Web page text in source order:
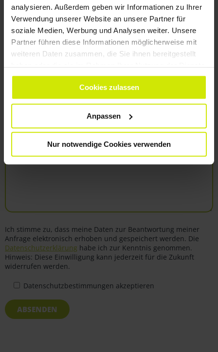
analysieren. Außerdem geben wir Informationen zu Ihrer
Verwendung unserer Website an unsere Partner für
soziale Medien, Werbung und Analysen weiter. Unsere
Partner führen diese Informationen möglicherweise mit
weiteren Daten zusammen, die Sie ihnen bereitgestellt
haben oder die sie im Rahmen Ihrer Nutzung der Dienste
gesammelt haben.
Cookies zulassen
Anpassen
Nur notwendige Cookies verwenden
Ich stimme zu, dass meine Daten zur Beantwortung meiner
Anfrage elektronisch erhoben und gespeichert werden. Die
Datenschutzerklärung habe ich zur Kenntnis genommen.
Hinweis: Diese Einwilligung kann jederzeit für die Zukunft
widerrufen werden.
Datenschutzbestimmungen akzeptieren
ABSENDEN